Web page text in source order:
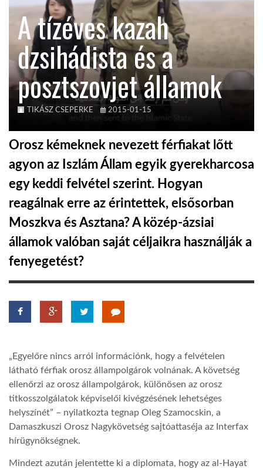
KÖZEL-KELET
AUSZTRÁLIA
A VILÁG ITTHON
GLOBOTV BP
HÍR3D
TROPICALMAGAZIN
A NAP SZÉPE
LINKTR.EE
A tízéves kazah
dzsihádista és a
posztszovjet államok
TIKÁSZ CSEPERKE 2015-01-15
Orosz kémeknek nevezett férfiakat lőtt
agyon az Iszlám Állam egyik gyerekharcosa
egy keddi felvétel szerint. Hogyan
reagálnak erre az érintettek, elsősorban
Moszkva és Asztana? A közép-ázsiai
államok valóban saját céljaikra használják a
fenyegetést?
„Egyelőre nincs arról információnk, hogy a felvételen
látható férfiak orosz állampolgárok volnának. A követség
ellenőrzi az orosz állampolgárok, különösen az orosz
titkosszolgálatok képviselői kivégzésének lehetséges
helyszínét” – nyilatkozta tegnap Oleg Szamocskin, a
Damaszkuszi Orosz Nagykövetség sajtóattaséja az Interfax
hírügynökségnek.
Mindezt azután jelentette ki a diplomata, hogy az al-Hayat